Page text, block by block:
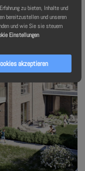
zu bieten, Inhalte und
bereitzustellen und unseren
und wie Sie sie steuern
Einstellungen
akzeptieren